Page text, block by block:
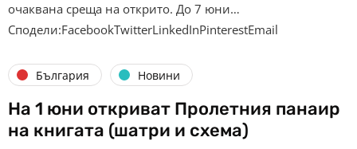
очаквана среща на открито. До 7 юни…
Сподели:FacebookTwitterLinkedInPinterestEmail
България Новини
На 1 юни откриват Пролетния панаир
на книгата (шатри и схема)